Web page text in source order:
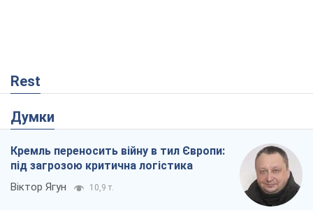
Rest
Думки
Кремль переносить війну в тил Європи:
під загрозою критична логістика
Віктор Ягун 10,9 т.